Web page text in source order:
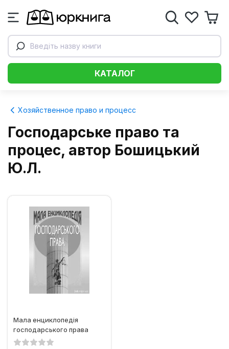
Введіть назву книги
КАТАЛОГ
Хозяйственное право и процесс
Господарське право та
процес, автор Бошицький
Ю.Л.
Мала енциклопедія
господарського права